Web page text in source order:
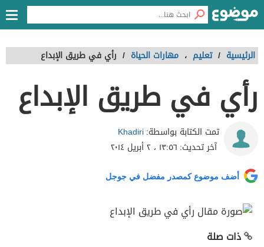
الرئيسية / تعليم ، مهارات الحياة / رأي في طريق الإبداع
رأي في طريق الإبداع
تمت الكتابة بواسطة:Khadiri
آخر تحديث: ١٣:٥٦ ، ٢ أبريل ٢٠١٤
أضف موضوع كمصدر مفضل في جوجل
ذات صلة